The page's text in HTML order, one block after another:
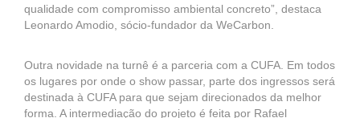
qualidade com compromisso ambiental concreto”, destaca
Leonardo Amodio, sócio-fundador da WeCarbon.
Outra novidade na turnê é a parceria com a CUFA. Em todos
os lugares por onde o show passar, parte dos ingressos será
destinada à CUFA para que sejam direcionados da melhor
forma. A intermediação do projeto é feita por Rafael